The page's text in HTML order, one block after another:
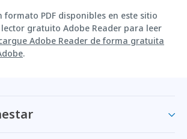
formato PDF disponibles en este sitio
gratuito Adobe Reader para leer
Adobe Reader de forma gratuita
.